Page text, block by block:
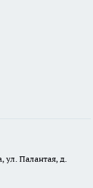
ул. Палантая, д.